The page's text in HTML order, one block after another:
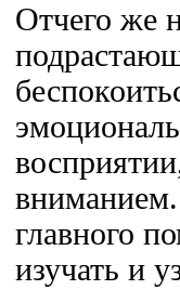
Отчего же
вниманием.
главного
изучать и